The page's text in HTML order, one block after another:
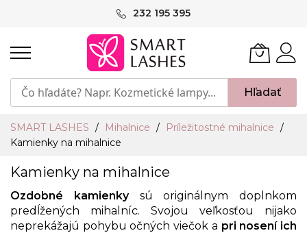
232 195 395
Hľadať
SMART LASHES Mihalnice
Príležitostné mihalnice
Kamienky na mihalnice
Kamienky na mihalnice
Ozdobné kamienkysú originálnym doplnkom
predĺžených mihalníc. Svojou veľkosťou nijako
neprekážajú pohybu očných viečok a pri nosení ich